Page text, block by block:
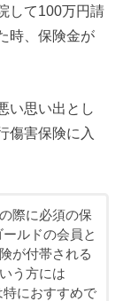
して100万円請
時、保険金が
い思い出とし
傷害保険に入
際に必須の保
ルドの会員と
が付帯される
う方には
におすすめで